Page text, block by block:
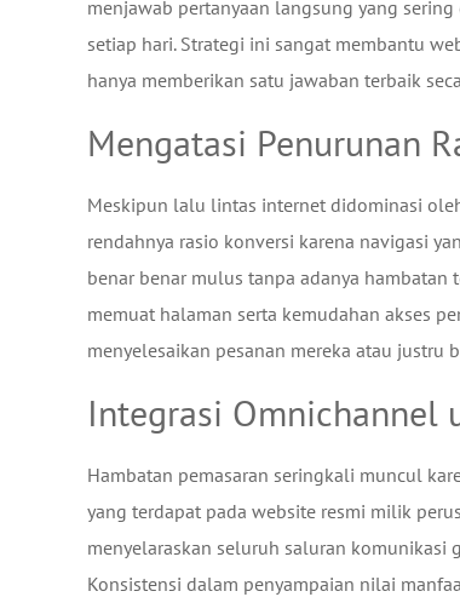
menjawab pertanyaan langsung yang
setiap hari. Strategi ini sangat membantu
hanya memberikan satu jawaban terbaik
Mengatasi Penurunan
Meskipun lalu lintas internet didominasi
rendahnya rasio konversi karena navigasi
benar benar mulus tanpa adanya hambatan
memuat halaman serta kemudahan akses
menyelesaikan pesanan mereka atau justru
Integrasi Omnichannel
Hambatan pemasaran seringkali muncul
yang terdapat pada website resmi milik
menyelaraskan seluruh saluran komunikasi
Konsistensi dalam penyampaian nilai